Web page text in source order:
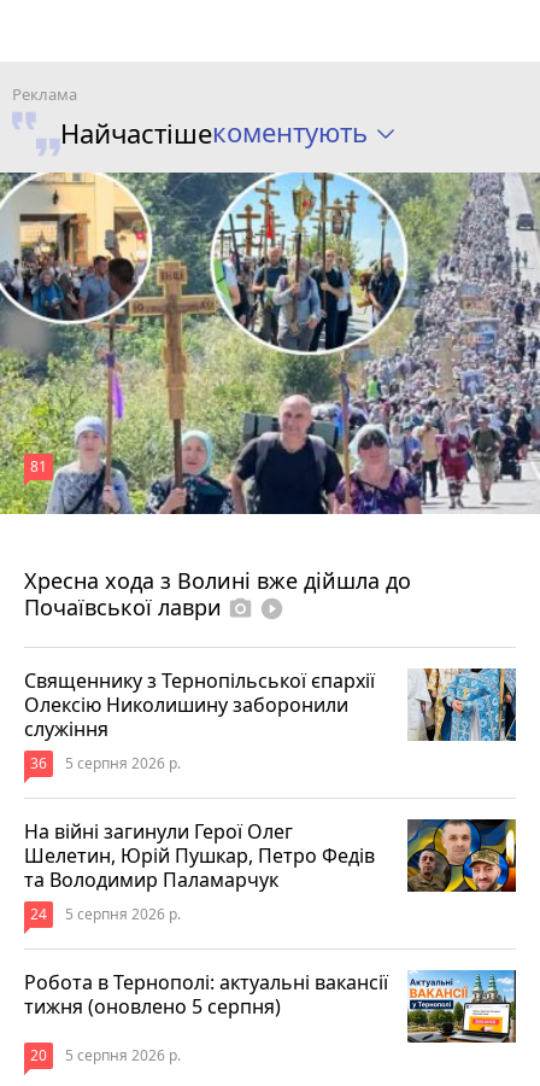
Найчастішекоментують
Хресна хода з Волині вже дійшла до
Почаївської лаври photo_camera play_circle_filled
81
Священнику з Тернопільської єпархії
Олексію Николишину заборонили
служіння
36 5 серпня 2026 р.
На війні загинули Герої Олег
Шелетин, Юрій Пушкар, Петро Федів
та Володимир Паламарчук
24 5 серпня 2026 р.
Робота в Тернополі: актуальні вакансії
тижня (оновлено 5 серпня)
20 5 серпня 2026 р.